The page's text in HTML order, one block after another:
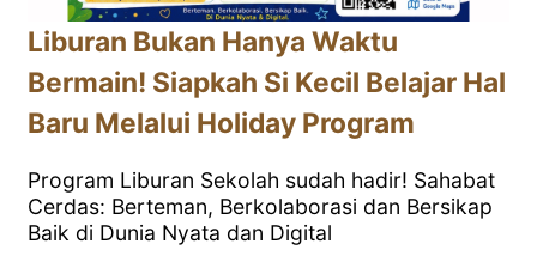
Liburan Bukan Hanya Waktu
Bermain! Siapkah Si Kecil Belajar Hal
Baru Melalui Holiday Program
Program Liburan Sekolah sudah hadir! Sahabat
Cerdas: Berteman, Berkolaborasi dan Bersikap
Baik di Dunia Nyata dan Digital